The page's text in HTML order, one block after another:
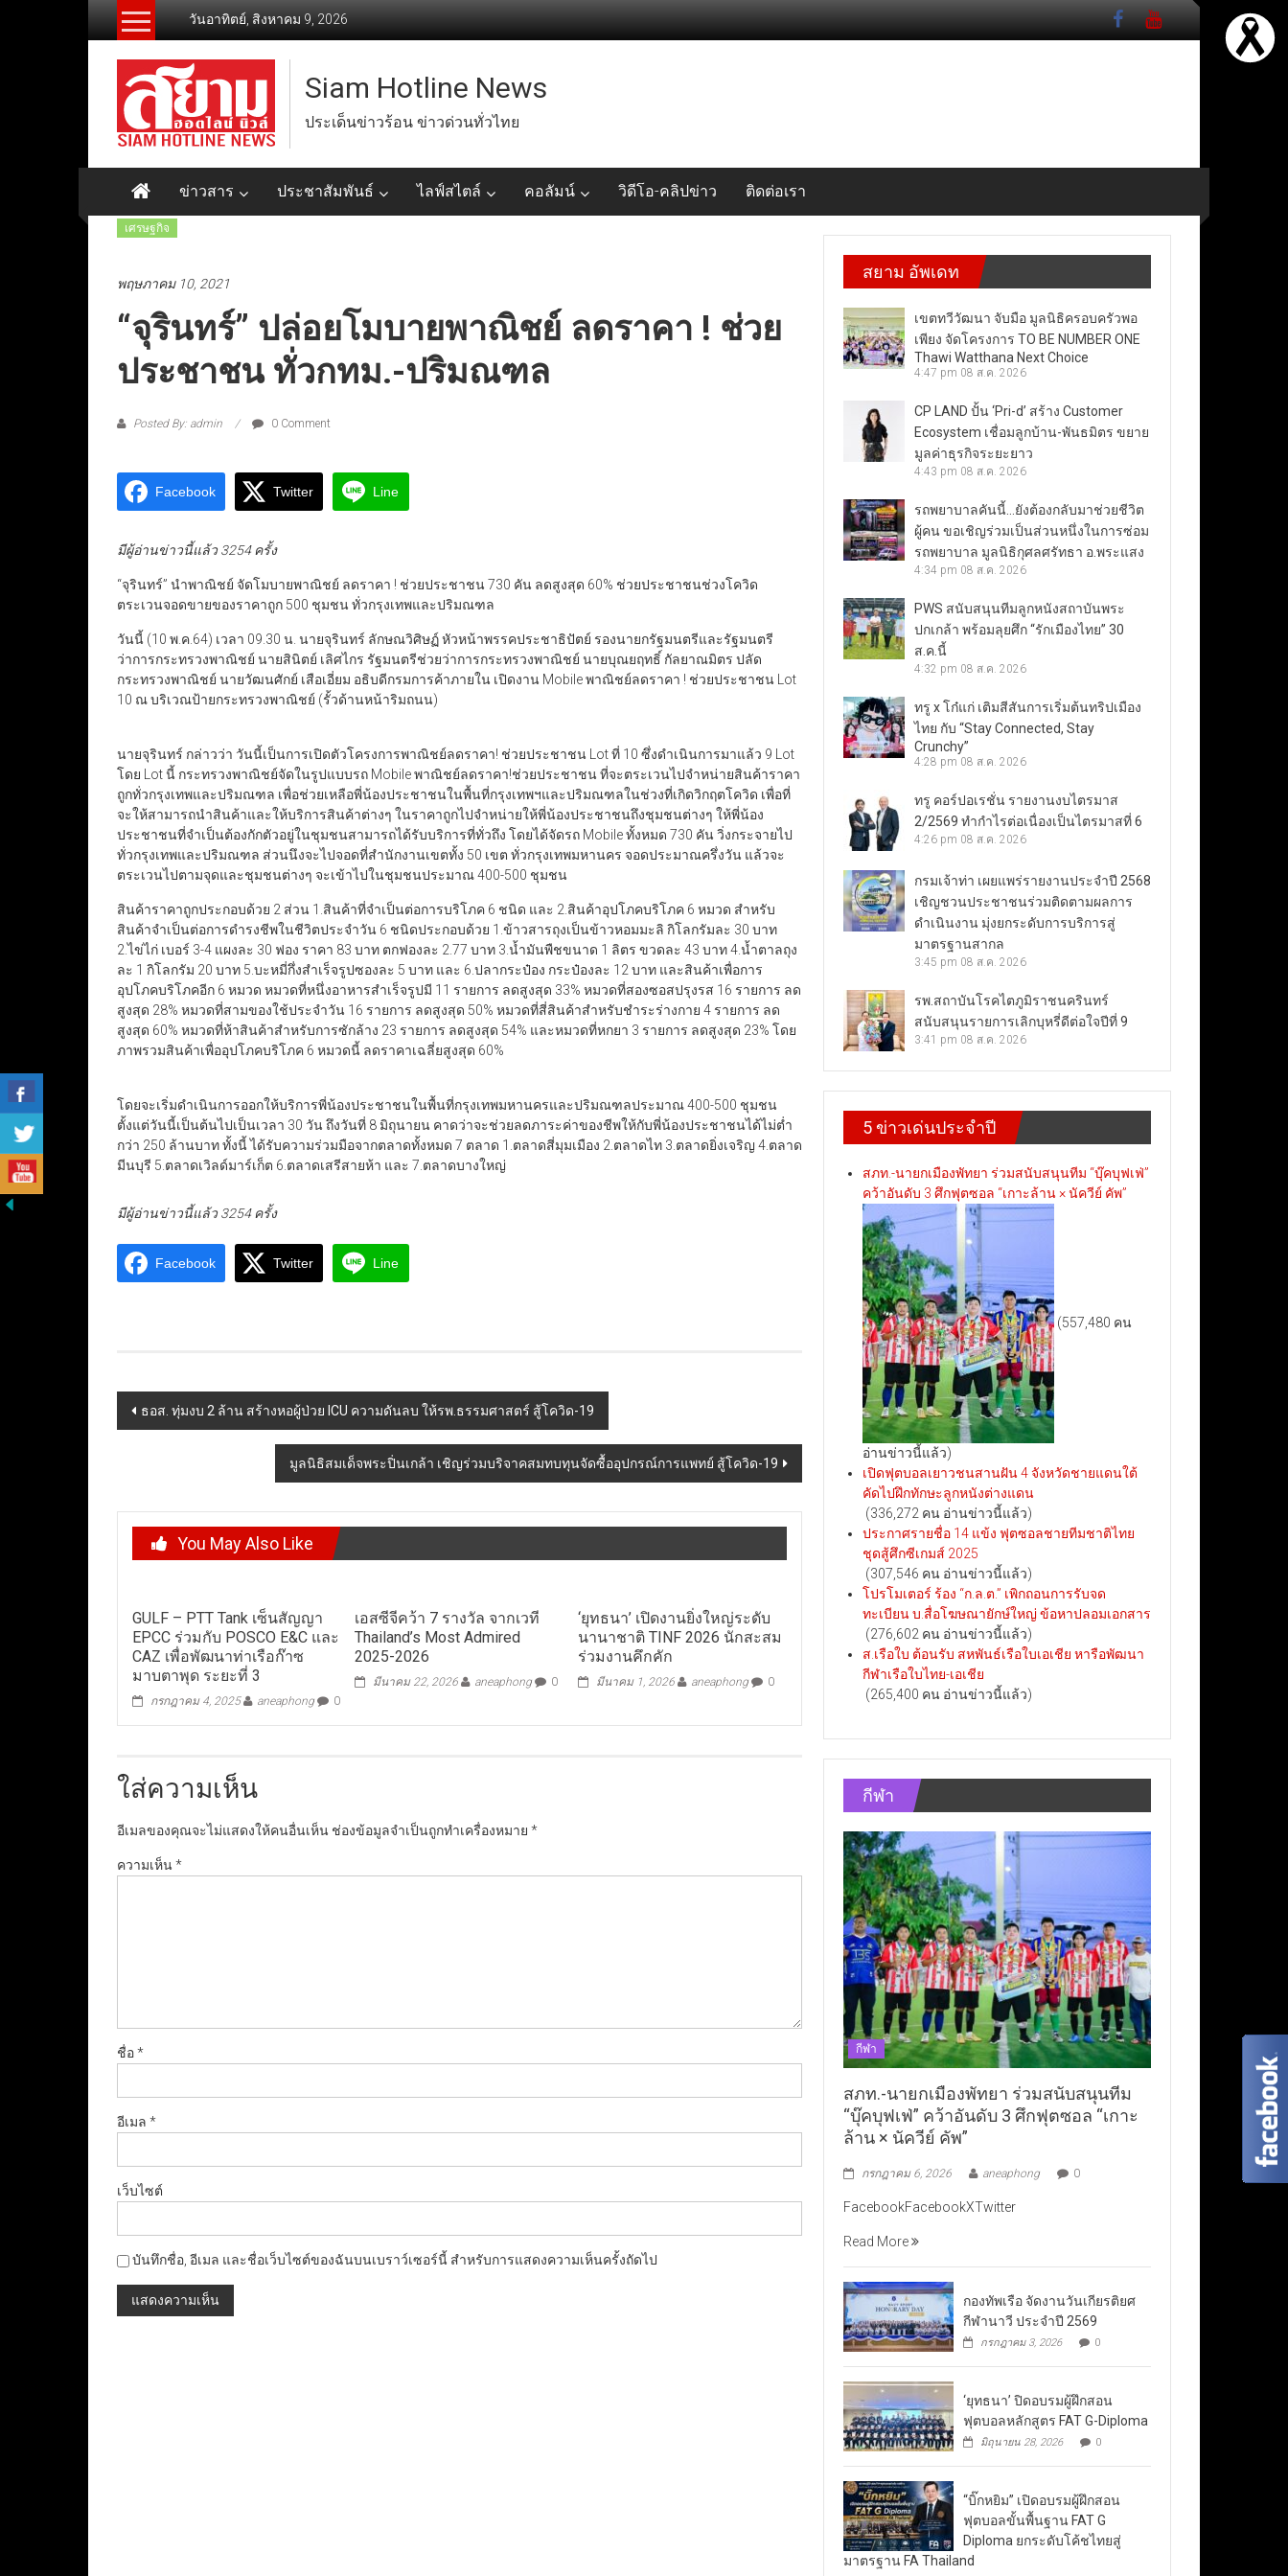
วันอาทิตย์, สิงหาคม 9, 2026
Siam Hotline News
ประเด็นข่าวร้อน ข่าวด่วนทั่วไทย
ข่าวสาร ประชาสัมพันธ์ ไลฟ์สไตล์ คอลัมน์ วิดีโอ-คลิปข่าว ติดต่อเรา
เศรษฐกิจ
พฤษภาคม 10, 2021
“จุรินทร์” ปล่อยโมบายพาณิชย์ ลดราคา ! ช่วย
ประชาชน ทั่วกทม.-ปริมณฑล
Posted By: admin 0 Comment
Facebook Twitter Line
มีผู้อ่านข่าวนี้แล้ว 3254 ครั้ง
“จุรินทร์” นำพาณิชย์ จัดโมบายพาณิชย์ ลดราคา ! ช่วยประชาชน 730 คัน ลดสูงสุด 60% ช่วยประชาชนช่วงโควิด
ตระเวนจอดขายของราคาถูก 500 ชุมชน ทั่วกรุงเทพและปริมณฑล
วันนี้ (10 พ.ค.64) เวลา 09.30 น. นายจุรินทร์ ลักษณวิศิษฏ์ หัวหน้าพรรคประชาธิปัตย์ รองนายกรัฐมนตรีและรัฐมนตรี
ว่าการกระทรวงพาณิชย์ นายสินิตย์ เลิศไกร รัฐมนตรีช่วยว่าการกระทรวงพาณิชย์ นายบุณยฤทธิ์ กัลยาณมิตร ปลัด
กระทรวงพาณิชย์ นายวัฒนศักย์ เสือเอี่ยม อธิบดีกรมการค้าภายใน เปิดงาน Mobile พาณิชย์ลดราคา ! ช่วยประชาชน Lot
10 ณ บริเวณป้ายกระทรวงพาณิชย์ (รั้วด้านหน้าริมถนน)
นายจุรินทร์ กล่าวว่า วันนี้เป็นการเปิดตัวโครงการพาณิชย์ลดราคา! ช่วยประชาชน Lot ที่ 10 ซึ่งดำเนินการมาแล้ว 9 Lot
โดย Lot นี้ กระทรวงพาณิชย์จัดในรูปแบบรถ Mobile พาณิชย์ลดราคา!ช่วยประชาชน ที่จะตระเวนไปจำหน่ายสินค้าราคา
ถูกทั่วกรุงเทพและปริมณฑล เพื่อช่วยเหลือพี่น้องประชาชนในพื้นที่กรุงเทพฯและปริมณฑลในช่วงที่เกิดวิกฤตโควิด เพื่อที่
จะให้สามารถนำสินค้าและให้บริการสินค้าต่างๆ ในราคาถูกไปจำหน่ายให้พี่น้องประชาชนถึงชุมชนต่างๆ ให้พี่น้อง
ประชาชนที่จำเป็นต้องกักตัวอยู่ในชุมชนสามารถได้รับบริการที่ทั่วถึง โดยได้จัดรถ Mobile ทั้งหมด 730 คัน วิ่งกระจายไป
ทั่วกรุงเทพและปริมณฑล ส่วนนึงจะไปจอดที่สำนักงานเขตทั้ง 50 เขต ทั่วกรุงเทพมหานคร จอดประมาณครึ่งวัน แล้วจะ
ตระเวนไปตามจุดและชุมชนต่างๆ จะเข้าไปในชุมชนประมาณ 400-500 ชุมชน
สินค้าราคาถูกประกอบด้วย 2 ส่วน 1.สินค้าที่จำเป็นต่อการบริโภค 6 ชนิด และ 2.สินค้าอุปโภคบริโภค 6 หมวด สำหรับ
สินค้าจำเป็นต่อการดำรงชีพในชีวิตประจำวัน 6 ชนิดประกอบด้วย 1.ข้าวสารถุงเป็นข้าวหอมมะลิ กิโลกรัมละ 30 บาท
2.ไข่ไก่ เบอร์ 3-4 แผงละ 30 ฟอง ราคา 83 บาท ตกฟองละ 2.77 บาท 3.น้ำมันพืชขนาด 1 ลิตร ขวดละ 43 บาท 4.น้ำตาลถุง
ละ 1 กิโลกรัม 20 บาท 5.บะหมี่กึ่งสำเร็จรูปซองละ 5 บาท และ 6.ปลากระป๋อง กระป๋องละ 12 บาท และสินค้าเพื่อการ
อุปโภคบริโภคอีก 6 หมวด หมวดที่หนึ่งอาหารสำเร็จรูปมี 11 รายการ ลดสูงสุด 33% หมวดที่สองซอสปรุงรส 16 รายการ ลด
สูงสุด 28% หมวดที่สามของใช้ประจำวัน 16 รายการ ลดสูงสุด 50% หมวดที่สี่สินค้าสำหรับชำระร่างกาย 4 รายการ ลด
สูงสุด 60% หมวดที่ห้าสินค้าสำหรับการซักล้าง 23 รายการ ลดสูงสุด 54% และหมวดที่หกยา 3 รายการ ลดสูงสุด 23% โดย
ภาพรวมสินค้าเพื่ออุปโภคบริโภค 6 หมวดนี้ ลดราคาเฉลี่ยสูงสุด 60%
โดยจะเริ่มดำเนินการออกให้บริการพี่น้องประชาชนในพื้นที่กรุงเทพมหานครและปริมณฑลประมาณ 400-500 ชุมชน
ตั้งแต่วันนี้เป็นต้นไปเป็นเวลา 30 วัน ถึงวันที่ 8 มิถุนายน คาดว่าจะช่วยลดภาระค่าของชีพให้กับพี่น้องประชาชนได้ไม่ต่ำ
กว่า 250 ล้านบาท ทั้งนี้ ได้รับความร่วมมือจากตลาดทั้งหมด 7 ตลาด 1.ตลาดสี่มุมเมือง 2.ตลาดไท 3.ตลาดยิ่งเจริญ 4.ตลาด
มีนบุรี 5.ตลาดเวิลด์มาร์เก็ต 6.ตลาดเสรีสายห้า และ 7.ตลาดบางใหญ่
มีผู้อ่านข่าวนี้แล้ว 3254 ครั้ง
Facebook Twitter Line
Post
ธอส. ทุ่มงบ 2 ล้าน สร้างหอผู้ป่วย ICU ความดันลบ ให้รพ.ธรรมศาสตร์ สู้โควิด-19
มูลนิธิสมเด็จพระปิ่นเกล้า เชิญร่วมบริจาคสมทบทุนจัดซื้ออุปกรณ์การแพทย์ สู้โควิด-19
You May Also Like
GULF – PTT Tank เซ็นสัญญา
EPCC ร่วมกับ POSCO E&C และ
CAZ เพื่อพัฒนาท่าเรือก๊าซ
มาบตาพุด ระยะที่ 3
กรกฎาคม 4, 2025 aneaphong 0
เอสซีจีคว้า 7 รางวัล จากเวที
Thailand’s Most Admired
2025-2026
มีนาคม 22, 2026 aneaphong 0
‘ยุทธนา’ เปิดงานยิ่งใหญ่ระดับ
นานาชาติ TINF 2026 นักสะสม
ร่วมงานคึกคัก
มีนาคม 1, 2026 aneaphong 0
ใส่ความเห็น
อีเมลของคุณจะไม่แสดงให้คนอื่นเห็น ช่องข้อมูลจำเป็นถูกทำเครื่องหมาย *
ความเห็น*
ชื่อ*
อีเมล *
เว็บไซต์
บันทึกชื่อ, อีเมล และชื่อเว็บไซต์ของฉันบนเบราว์เซอร์นี้ สำหรับการแสดงความเห็นครั้งถัดไป
สยาม อัพเดท
เขตทวีวัฒนา จับมือ มูลนิธิครอบครัวพอ
เพียง จัดโครงการ TO BE NUMBER ONE
Thawi Watthana Next Choice
4:47 pm 08 ส.ค. 2026
CP LAND ปั้น ‘Pri-d’ สร้าง Customer
Ecosystem เชื่อมลูกบ้าน-พันธมิตร ขยาย
มูลค่าธุรกิจระยะยาว
4:43 pm 08 ส.ค. 2026
รถพยาบาลคันนี้…ยังต้องกลับมาช่วยชีวิต
ผู้คน ขอเชิญร่วมเป็นส่วนหนึ่งในการซ่อม
รถพยาบาล มูลนิธิกุศลศรัทธา อ.พระแสง
4:34 pm 08 ส.ค. 2026
PWS สนับสนุนทีมลูกหนังสถาบันพระ
ปกเกล้า พร้อมลุยศึก “รักเมืองไทย” 30
ส.ค.นี้
4:32 pm 08 ส.ค. 2026
ทรู x โก๋แก่ เติมสีสันการเริ่มต้นทริปเมือง
ไทย กับ “Stay Connected, Stay
Crunchy”
4:28 pm 08 ส.ค. 2026
ทรู คอร์ปอเรชั่น รายงานงบไตรมาส
2/2569 ทำกำไรต่อเนื่องเป็นไตรมาสที่ 6
4:26 pm 08 ส.ค. 2026
กรมเจ้าท่า เผยแพร่รายงานประจำปี 2568
เชิญชวนประชาชนร่วมติดตามผลการ
ดำเนินงาน มุ่งยกระดับการบริการสู่
มาตรฐานสากล
3:45 pm 08 ส.ค. 2026
รพ.สถาบันโรคไตภูมิราชนครินทร์
สนับสนุนรายการเลิกบุหรี่ดีต่อใจปีที่ 9
3:41 pm 08 ส.ค. 2026
5 ข่าวเด่นประจำปี
สภท.-นายกเมืองพัทยา ร่วมสนับสนุนทีม “บุ๊คบุฟเฟ่”
คว้าอันดับ 3 ศึกฟุตซอล “เกาะล้าน × นัควีย์ คัพ”
(557,480 คน
อ่านข่าวนี้แล้ว)
เปิดฟุตบอลเยาวชนสานฝัน 4 จังหวัดชายแดนใต้
คัดไปฝึกทักษะลูกหนังต่างแดน
(336,272 คน อ่านข่าวนี้แล้ว)
ประกาศรายชื่อ 14 แข้ง ฟุตซอลชายทีมชาติไทย
ชุดสู้ศึกซีเกมส์ 2025
(307,546 คน อ่านข่าวนี้แล้ว)
โปรโมเตอร์ ร้อง “ก.ล.ต.” เพิกถอนการรับจด
ทะเบียน บ.สื่อโฆษณายักษ์ใหญ่ ข้อหาปลอมเอกสาร
(276,602 คน อ่านข่าวนี้แล้ว)
ส.เรือใบ ต้อนรับ สหพันธ์เรือใบเอเชีย หารือพัฒนา
กีฬาเรือใบไทย-เอเชีย
(265,400 คน อ่านข่าวนี้แล้ว)
กีฬา
กีฬา
สภท.-นายกเมืองพัทยา ร่วมสนับสนุนทีม
“บุ๊คบุฟเฟ่” คว้าอันดับ 3 ศึกฟุตซอล “เกาะ
ล้าน × นัควีย์ คัพ”
กรกฎาคม 6, 2026 aneaphong 0
FacebookFacebookXTwitter
Read More
กองทัพเรือ จัดงานวันเกียรติยศ
กีฬานาวี ประจำปี 2569
กรกฎาคม 3, 2026 0
‘ยุทธนา’ ปิดอบรมผู้ฝึกสอน
ฟุตบอลหลักสูตร FAT G-Diploma
มิถุนายน 28, 2026 0
“บิ๊กหยิม” เปิดอบรมผู้ฝึกสอน
ฟุตบอลขั้นพื้นฐาน FAT G
Diploma ยกระดับโค้ชไทยสู่
มาตรฐาน FA Thailand